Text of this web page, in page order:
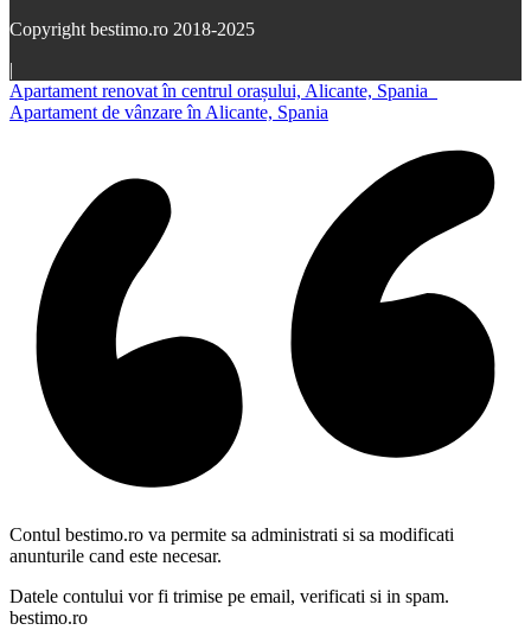
Copyright bestimo.ro 2018-2025
|
Apartament renovat în centrul orașului, Alicante, Spania
Apartament de vânzare în Alicante, Spania
Contul bestimo.ro va permite sa administrati si sa modificati
anunturile cand este necesar.
Datele contului vor fi trimise pe email, verificati si in spam.
bestimo.ro